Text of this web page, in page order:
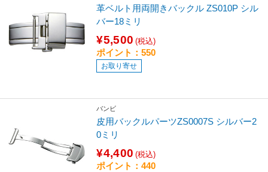
革ベルト用両開きバックル ZS010P シル
バー18ミリ
¥5,500 (税込)
ポイント：550
お取り寄せ
バンビ
皮用バックルパーツZS0007S シルバー2
0ミリ
¥4,400 (税込)
ポイント：440